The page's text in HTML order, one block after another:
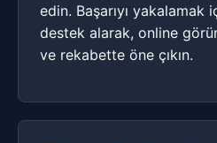
edin. Başarıyı yakalamak
destek alarak, online
ve rekabette öne çıkın.